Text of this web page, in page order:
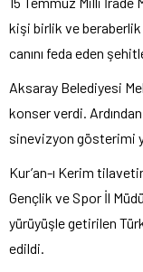
kişi birlik ve beraberlik
canını feda eden
Aksaray Belediyesi
konser verdi.
sinevizyon gösterimi
Kur’an-ı Kerim
Gençlik ve Spor İl
yürüyüşle getirilen
edildi.